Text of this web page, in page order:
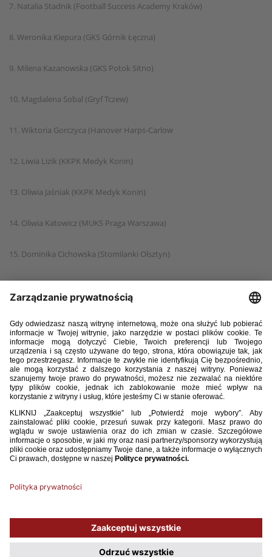
7. Natalia Stadnik (Football Success Academy Kraków)
8. Weronika Kiepura (GKS Górnik Łęczna)
9. Milena Kazanowska (GKS Potok Sitno)
10. Magdalena Sobal (Gryf Tczew)
11. Wiktoria Gorczyca (Hanover Harps-Carlow
12. Liwia Lizik (KKPK Medyk Konin)
13. Oliwia Jaśniak (KKPK Medyk Konin)
14. Oliwia Katowicz (MUKS Praga Warszawa)
15. Dominika Cichowska (Stomilanki Olsztyn)
18. Julia Krzyżok (TS ROW Rybnik)
19. Wiktoria Berestecka (UKS Orzeł 2010 Wałcz)
20. Paulina Sokulska (UKS 3 Staszkówka Jelna)
21. Aleksandra Cygan (UKS 3 Staszkówka Jelna)
24. Patrycja Kozarzewska (Ząbkovia Ząbki)
Używamy plików cookies, aby ułatwić Ci korzystanie z naszego serwisu
oraz do celów statystycznych. Jeśli nie blokujesz tych plików, to zgadzasz